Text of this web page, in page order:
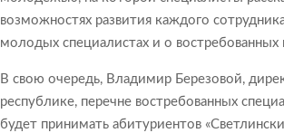
возможностях развития каждого
молодых специалистах и о
В свою очередь, Владимир Березовой,
республике, перечне востребованных
будет принимать абитуриентов